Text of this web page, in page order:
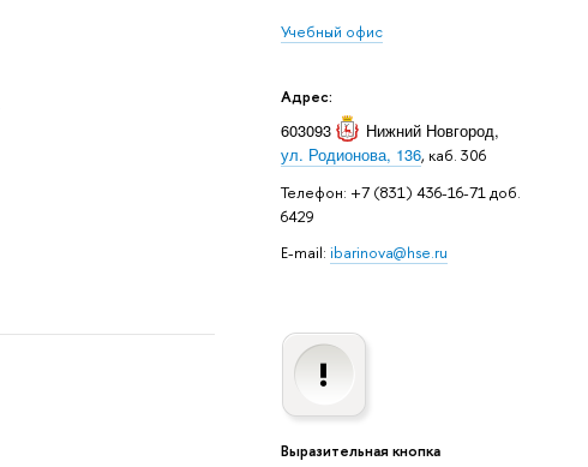
Учебный офис
Адрес:
603093 Нижний Новгород,
ул. Родионова, 136, каб. 306
Телефон: +7 (831) 436-16-71 доб.
6429
E-mail: ibarinova@hse.ru
Выразительная кнопка